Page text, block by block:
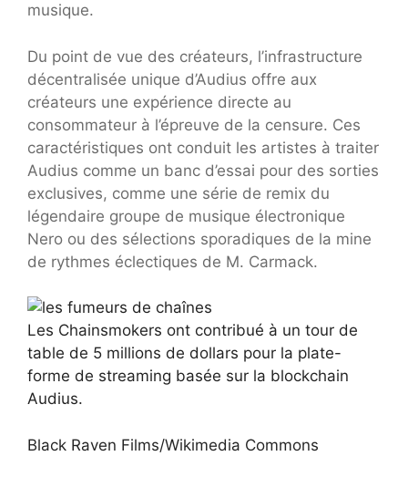
musique.
Du point de vue des créateurs, l’infrastructure
décentralisée unique d’Audius offre aux
créateurs une expérience directe au
consommateur à l’épreuve de la censure. Ces
caractéristiques ont conduit les artistes à traiter
Audius comme un banc d’essai pour des sorties
exclusives, comme une série de remix du
légendaire groupe de musique électronique
Nero ou des sélections sporadiques de la mine
de rythmes éclectiques de M. Carmack.
Les Chainsmokers ont contribué à un tour de
table de 5 millions de dollars pour la plate-
forme de streaming basée sur la blockchain
Audius.
Black Raven Films/Wikimedia Commons